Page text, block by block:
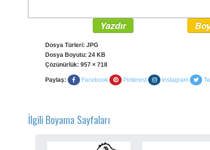
Yazdır
Dosya Türleri: JPG
Dosya Boyutu: 24 KB
Çözünürlük: 957 × 718
Paylaş: Facebook Pinterest Instagram
İlgili Boyama Sayfaları